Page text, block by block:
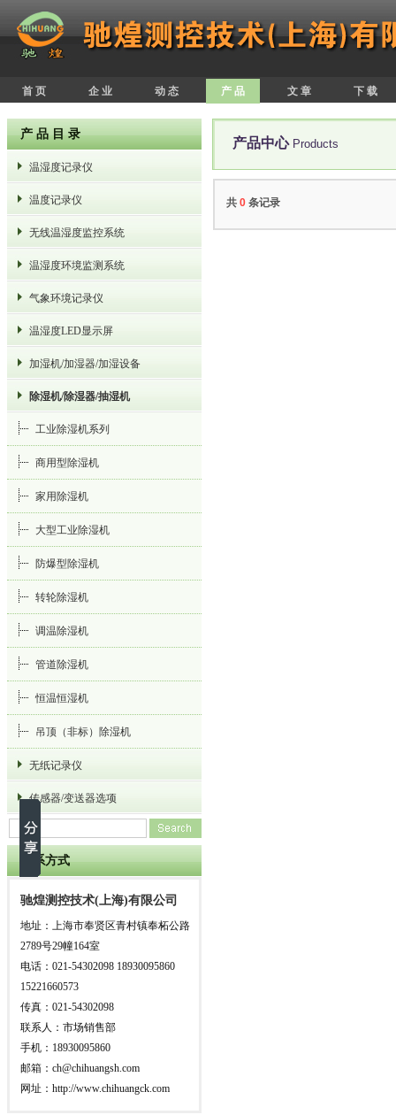
首 页 企 业 动 态 产 品 文 章 下 载
产 品 目 录
温湿度记录仪
温度记录仪
无线温湿度监控系统
温湿度环境监测系统
气象环境记录仪
温湿度LED显示屏
加湿机/加湿器/加湿设备
除湿机/除湿器/抽湿机
工业除湿机系列
商用型除湿机
家用除湿机
大型工业除湿机
防爆型除湿机
转轮除湿机
调温除湿机
管道除湿机
恒温恒湿机
吊顶（非标）除湿机
无纸记录仪
传感器/变送器选项
联系方式
驰煌测控技术(上海)有限公司
地址：上海市奉贤区青村镇奉柘公路
2789号29幢164室
电话：021-54302098 18930095860
15221660573
传真：021-54302098
联系人：市场销售部
手机：18930095860
邮箱：ch@chihuangsh.com
网址：http://www.chihuangck.com
产品中心 Products
共 0 条记录